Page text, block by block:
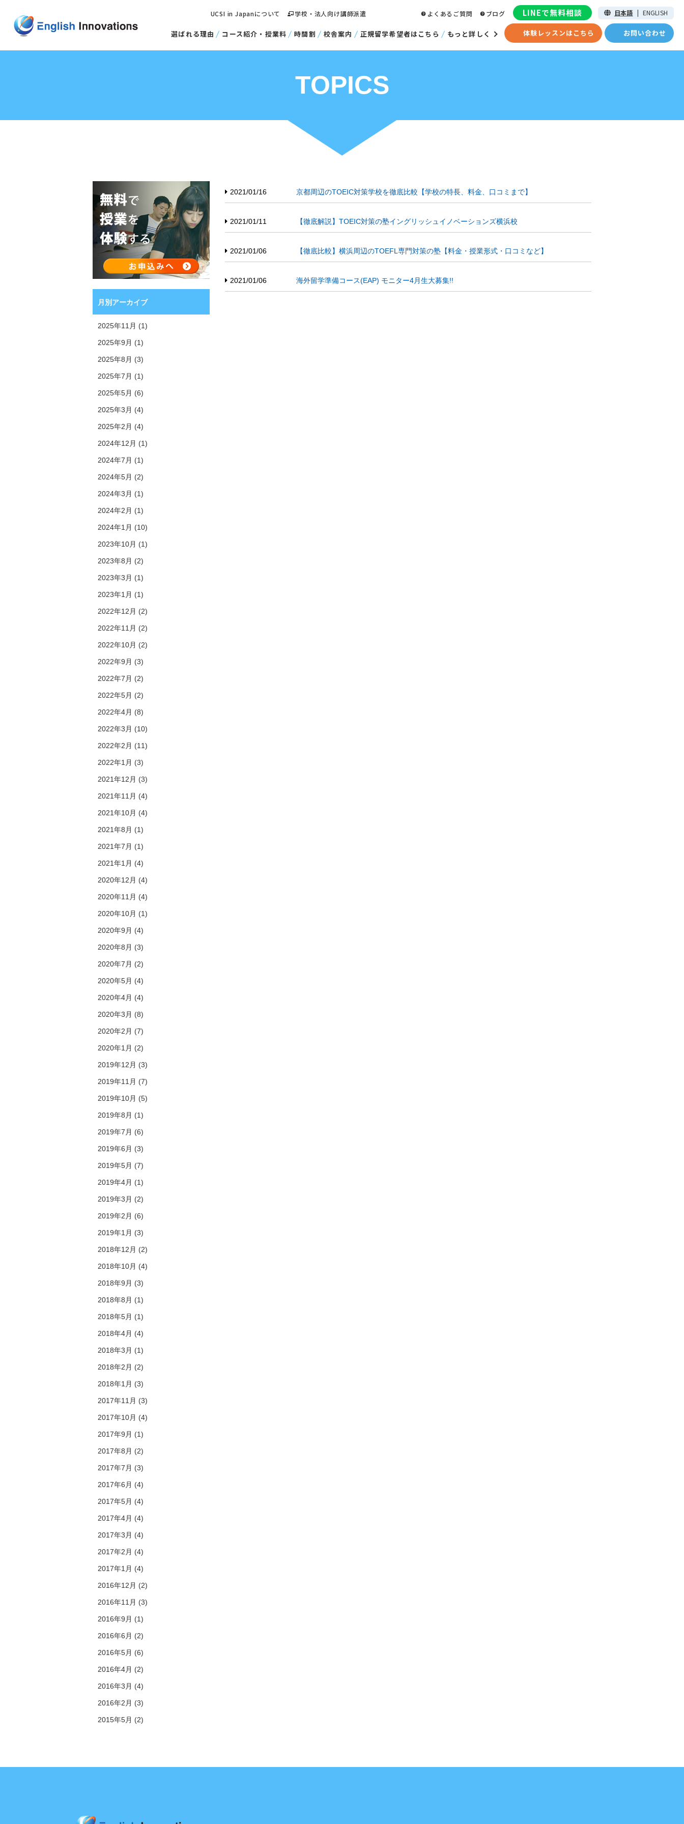
選ばれる理由 コース紹介・授業料 時間割 校舎案内 正規留学希望者はこちら もっと詳しく 体験レッスンはこちら お問い合わせ
UCSI in Japanについて 学校・法人向け講師派遣 よくあるご質問 ブログ LINEで無料相談 日本語 | ENGLISH
TOPICS
2021/01/16 京都周辺のTOEIC対策学校を徹底比較【学校の特長、料金、口コミまで】
2021/01/11 【徹底解説】TOEIC対策の塾イングリッシュイノベーションズ横浜校
2021/01/06 【徹底比較】横浜周辺のTOEFL専門対策の塾【料金・授業形式・口コミなど】
2021/01/06 海外留学準備コース(EAP) モニター4月生大募集!!
月別アーカイブ
2025年11月 (1)
2025年9月 (1)
2025年8月 (3)
2025年7月 (1)
2025年5月 (6)
2025年3月 (4)
2025年2月 (4)
2024年12月 (1)
2024年7月 (1)
2024年5月 (2)
2024年3月 (1)
2024年2月 (1)
2024年1月 (10)
2023年10月 (1)
2023年8月 (2)
2023年3月 (1)
2023年1月 (1)
2022年12月 (2)
2022年11月 (2)
2022年10月 (2)
2022年9月 (3)
2022年7月 (2)
2022年5月 (2)
2022年4月 (8)
2022年3月 (10)
2022年2月 (11)
2022年1月 (3)
2021年12月 (3)
2021年11月 (4)
2021年10月 (4)
2021年8月 (1)
2021年7月 (1)
2021年1月 (4)
2020年12月 (4)
2020年11月 (4)
2020年10月 (1)
2020年9月 (4)
2020年8月 (3)
2020年7月 (2)
2020年5月 (4)
2020年4月 (4)
2020年3月 (8)
2020年2月 (7)
2020年1月 (2)
2019年12月 (3)
2019年11月 (7)
2019年10月 (5)
2019年8月 (1)
2019年7月 (6)
2019年6月 (3)
2019年5月 (7)
2019年4月 (1)
2019年3月 (2)
2019年2月 (6)
2019年1月 (3)
2018年12月 (2)
2018年10月 (4)
2018年9月 (3)
2018年8月 (1)
2018年5月 (1)
2018年4月 (4)
2018年3月 (1)
2018年2月 (2)
2018年1月 (3)
2017年11月 (3)
2017年10月 (4)
2017年9月 (1)
2017年8月 (2)
2017年7月 (3)
2017年6月 (4)
2017年5月 (4)
2017年4月 (4)
2017年3月 (4)
2017年2月 (4)
2017年1月 (4)
2016年12月 (2)
2016年11月 (3)
2016年9月 (1)
2016年6月 (2)
2016年5月 (6)
2016年4月 (2)
2016年3月 (4)
2016年2月 (3)
2015年5月 (2)